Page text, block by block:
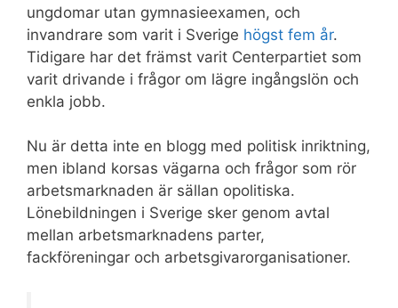
ungdomar utan gymnasieexamen, och
invandrare som varit i Sverige högst fem år.
Tidigare har det främst varit Centerpartiet som
varit drivande i frågor om lägre ingångslön och
enkla jobb.
Nu är detta inte en blogg med politisk inriktning,
men ibland korsas vägarna och frågor som rör
arbetsmarknaden är sällan opolitiska.
Lönebildningen i Sverige sker genom avtal
mellan arbetsmarknadens parter,
fackföreningar och arbetsgivarorganisationer.